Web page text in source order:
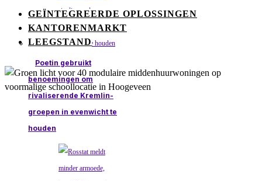
Poetin gebruikt
benoemingen om
rivaliserende Kremlin-
groepen in evenwicht te
houden
GEÏNTEGREERDE OPLOSSINGEN
KANTORENMARKT
LEEGSTAND